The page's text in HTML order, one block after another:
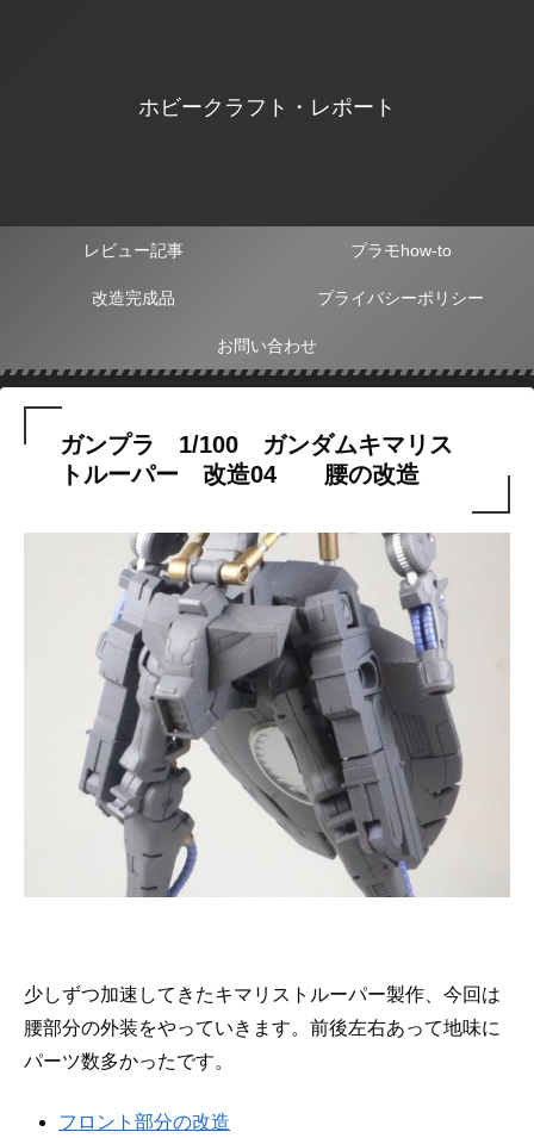
ホビークラフト・レポート
レビュー記事 プラモhow-to
改造完成品 プライバシーポリシー
お問い合わせ
ガンプラ 1/100 ガンダムキマリス
トルーパー 改造04 腰の改造
少しずつ加速してきたキマリストルーパー製作、今回は
腰部分の外装をやっていきます。前後左右あって地味に
パーツ数多かったです。
フロント部分の改造